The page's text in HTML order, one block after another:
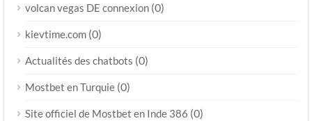
volcan vegas DE connexion (0)
kievtime.com (0)
Actualités des chatbots (0)
Mostbet en Turquie (0)
Site officiel de Mostbet en Inde 386 (0)